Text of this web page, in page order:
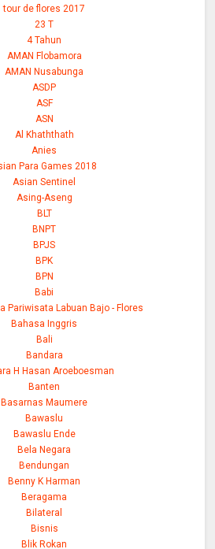
tour de flores 2017
23 T
4 Tahun
AMAN Flobamora
AMAN Nusabunga
ASDP
ASF
ASN
Al Khaththath
Anies
Para Games 2018
Asian Sentinel
Asing-Aseng
BLT
BNPT
BPJS
BPK
BPN
Babi
Pariwisata Labuan Bajo - Flores
Bahasa Inggris
Bali
Bandara
H Hasan Aroeboesman
Banten
Basarnas Maumere
Bawaslu
Bawaslu Ende
Bela Negara
Bendungan
Benny K Harman
Beragama
Bilateral
Bisnis
Blik Rokan